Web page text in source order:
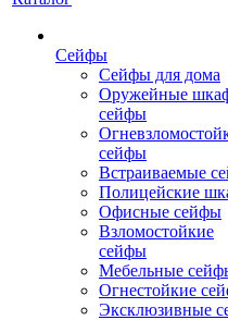
Сейфы
Сейфы для дома
Оружейные
сейфы
сейфы
Встраиваемые
Полицейские
Офисные сейфы
Взломостойкие
сейфы
Мебельные
Огнестойкие
Эксклюзивные